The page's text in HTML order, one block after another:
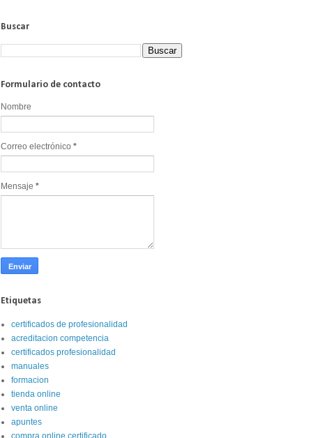
Buscar
Formulario de contacto
Nombre
Correo electrónico *
Mensaje *
Etiquetas
certificados de profesionalidad
acreditacion competencia
certificados profesionalidad
manuales
formacion
tienda online
venta online
apuntes
compra online certificado